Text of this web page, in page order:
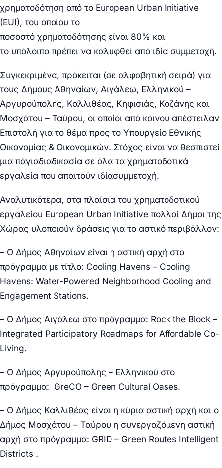
χρηματοδότηση από το European Urban Initiative
(EUI), του οποίου το
ποσοστό χρηματοδότησης είναι 80% και
το υπόλοιπο πρέπει να καλυφθεί από ιδία συμμετοχή.
Συγκεκριμένα, πρόκειται (σε αλφαβητική σειρά) για
τους Δήμους Αθηναίων, Αιγάλεω, Ελληνικού –
Αργυρούπολης, Καλλιθέας, Κηφισιάς, Κοζάνης και
Μοσχάτου – Ταύρου, οι οποίοι από κοινού απέστειλαν
Επιστολή για το θέμα προς το Υπουργείο Εθνικής
Οικονομίας & Οικονομικών. Στόχος είναι να θεσπιστεί
μια πάγιαδιαδικασία σε όλα τα χρηματοδοτικά
εργαλεία που απαιτούν ιδίασυμμετοχή.
Αναλυτικότερα, στα πλαίσια του χρηματοδοτικού
εργαλείου European Urban Initiative πολλοί Δήμοι της
Χώρας υλοποιούν δράσεις για το αστικό περιβάλλον:
– Ο Δήμος Αθηναίων είναι η αστική αρχή στο
πρόγραμμα με τίτλο: Cooling Havens – Cooling
Havens: Water-Powered Neighborhood Cooling and
Engagement Stations.
– Ο Δήμος Αιγάλεω στο πρόγραμμα: Rock the Block –
Integrated Participatory Roadmaps for Affordable Co-
Living.
– Ο Δήμος Αργυρούπολης – Ελληνικού στο
πρόγραμμα: GreCO – Green Cultural Oases.
– Ο Δήμος Καλλιθέας είναι η κύρια αστική αρχή και ο
Δήμος Μοσχάτου – Ταύρου η συνεργαζόμενη αστική
αρχή στο πρόγραμμα: GRID – Green Routes Intelligent
Districts .